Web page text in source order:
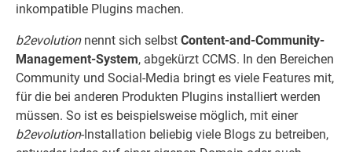
inkompatible Plugins machen.
b2evolutionnennt sich selbst Content-and-Community-
Management-System, abgekürzt CCMS. In den Bereichen
Community und Social-Media bringt es viele Features mit,
für die bei anderen Produkten Plugins installiert werden
müssen. So ist es beispielsweise möglich, mit einer
b2evolution-Installation beliebig viele Blogs zu betreiben,